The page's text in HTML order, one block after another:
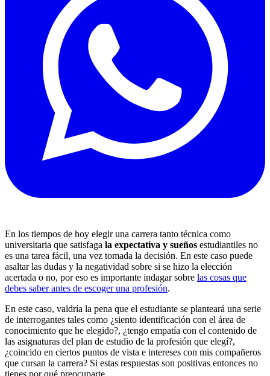
En los tiempos de hoy elegir una carrera tanto técnica como
universitaria que satisfaga la expectativa y sueños estudiantiles no
es una tarea fácil, una vez tomada la decisión. En este caso puede
asaltar las dudas y la negatividad sobre si se hizo la elección
acertada o no, por eso es importante indagar sobre las cosas que
debes saber antes de escoger una profesión.
En este caso, valdría la pena que el estudiante se planteará una serie
de interrogantes tales como ¿siento identificación con el área de
conocimiento que he elegido?, ¿tengo empatía con el contenido de
las asignaturas del plan de estudio de la profesión que elegí?,
¿coincido en ciertos puntos de vista e intereses con mis compañeros
que cursan la carrera? Si estas respuestas son positivas entonces no
tienes por qué preocuparte.